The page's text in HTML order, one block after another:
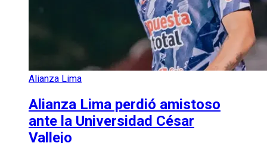
Alianza Lima
Alianza Lima perdió amistoso
ante la Universidad César
Vallejo